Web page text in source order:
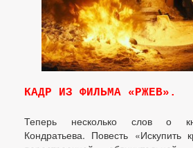
КАДР ИЗ ФИЛЬМА «РЖЕВ».
Теперь несколько слов о
Кондратьева. Повесть «Искупить